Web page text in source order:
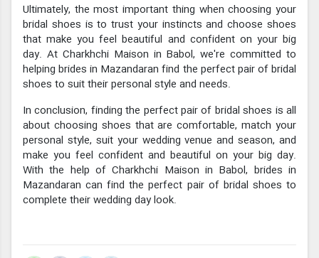
Ultimately, the most important thing when choosing your
bridal shoes is to trust your instincts and choose shoes
that make you feel beautiful and confident on your big
day. At Charkhchi Maison in Babol, we're committed to
helping brides in Mazandaran find the perfect pair of bridal
shoes to suit their personal style and needs.
In conclusion, finding the perfect pair of bridal shoes is all
about choosing shoes that are comfortable, match your
personal style, suit your wedding venue and season, and
make you feel confident and beautiful on your big day.
With the help of Charkhchi Maison in Babol, brides in
Mazandaran can find the perfect pair of bridal shoes to
complete their wedding day look.